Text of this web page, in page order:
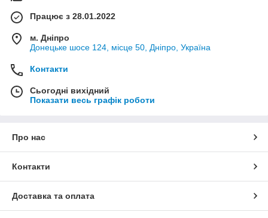
Працює з 28.01.2022
м. Дніпро
Донецьке шосе 124, місце 50, Дніпро, Україна
Контакти
Сьогодні вихідний
Показати весь графік роботи
Про нас
Контакти
Доставка та оплата